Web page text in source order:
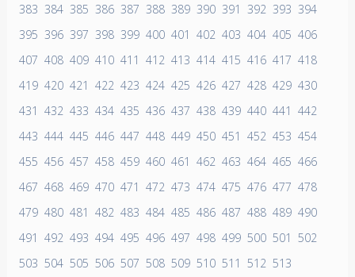
383 384 385 386 387 388 389 390 391 392 393 394
395 396 397 398 399 400 401 402 403 404 405 406
407 408 409 410 411 412 413 414 415 416 417 418
419 420 421 422 423 424 425 426 427 428 429 430
431 432 433 434 435 436 437 438 439 440 441 442
443 444 445 446 447 448 449 450 451 452 453 454
455 456 457 458 459 460 461 462 463 464 465 466
467 468 469 470 471 472 473 474 475 476 477 478
479 480 481 482 483 484 485 486 487 488 489 490
491 492 493 494 495 496 497 498 499 500 501 502
503 504 505 506 507 508 509 510 511 512 513